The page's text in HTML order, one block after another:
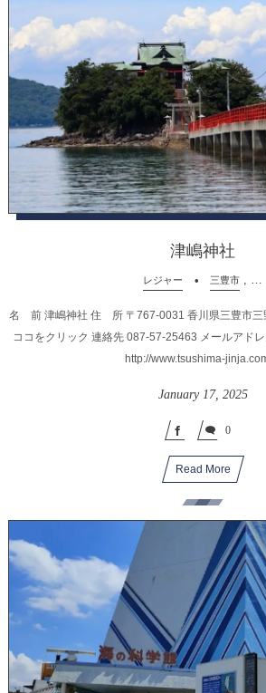
津嶋神社
レジャー 三豊市 , …
名 前 津嶋神社 住 所 〒767-0031 香川県三豊市三
ココをクリック 連絡先 087-57-25463 メールアド
http://www.tsushima-
January 17, 2025
0
Read More